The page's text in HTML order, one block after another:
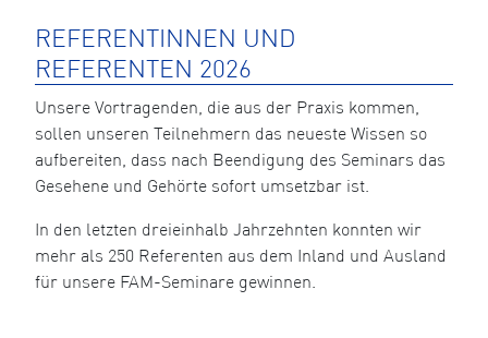
REFERENTINNEN UND
REFERENTEN 2026
Unsere Vortragenden, die aus der Praxis kommen,
sollen unseren Teilnehmern das neueste Wissen so
aufbereiten, dass nach Beendigung des Seminars das
Gesehene und Gehörte sofort umsetzbar ist.
In den letzten dreieinhalb Jahrzehnten konnten wir
mehr als 250 Referenten aus dem Inland und Ausland
für unsere FAM-Seminare gewinnen.